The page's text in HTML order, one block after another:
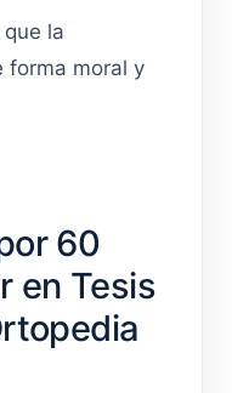
la
forma moral y
60
en Tesis